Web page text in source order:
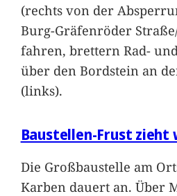
(rechts von der
Burg-Gräfenröder
fahren, brettern Rad-
über den Bordstein an
(links).
Baustellen-Frust zieht
Die Großbaustelle am
Karben dauert an. Über